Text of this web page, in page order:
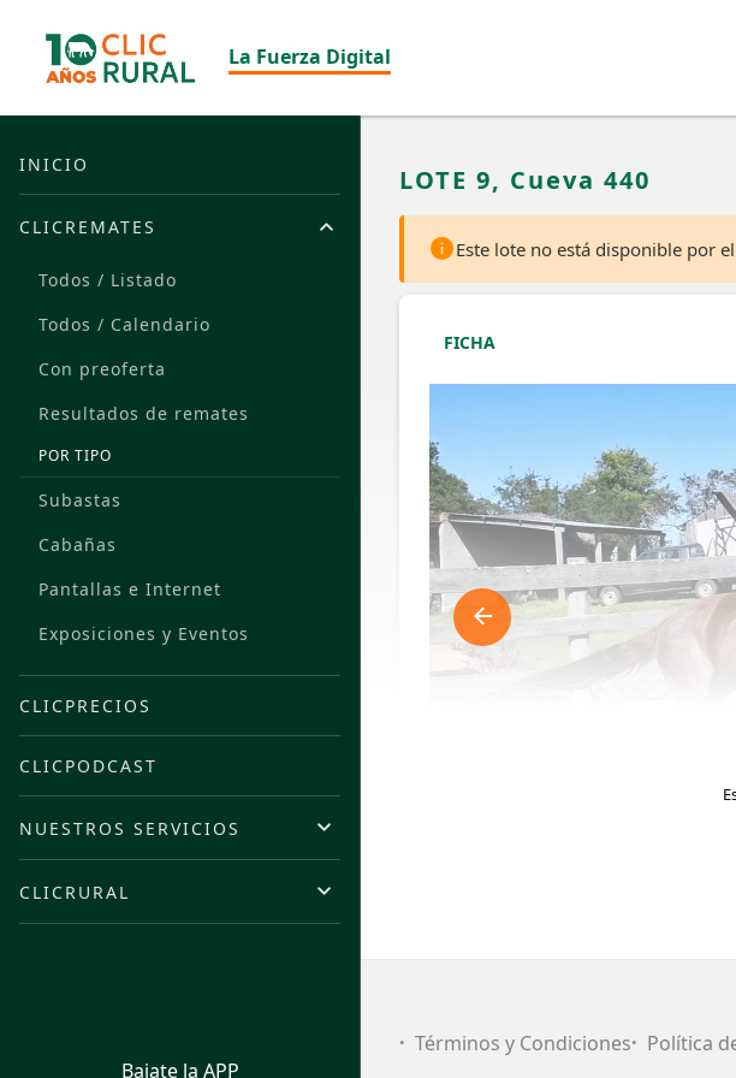
La Fuerza Digital
INICIO
CLICREMATES
Todos / Listado
Todos / Calendario
Con preoferta
Resultados de remates
POR TIPO
Subastas
Cabañas
Pantallas e Internet
Exposiciones y Eventos
CLICPRECIOS
CLICPODCAST
NUESTROS SERVICIOS
CLICRURAL
Bajate la APP
LOTE 9, Cueva 440
Este lote no está disponible por
FICHA
Términos y Condiciones Política